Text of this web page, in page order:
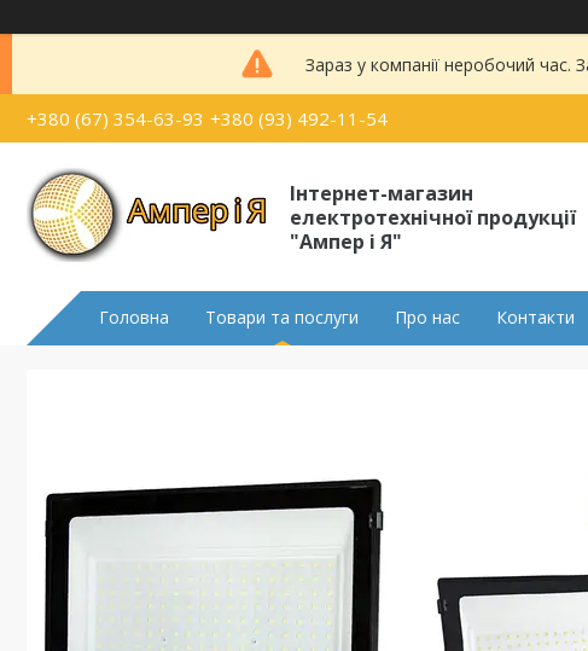
Зараз у компанії неробочий
+380 (67) 354-63-93 +380 (93) 492-11-54
Інтернет-магазин
електротехнічної продукції
"Ампер і Я"
Головна Товари та послуги Про нас Контакти